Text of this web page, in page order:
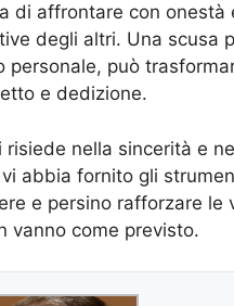
di affrontare con
degli altri. Una scusa
può
e dedizione.
nella sincerità e
abbia fornito gli
e persino rafforzare le
vanno come previsto.